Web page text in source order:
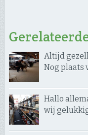
Altijd
Nog plaats
Hallo
wij